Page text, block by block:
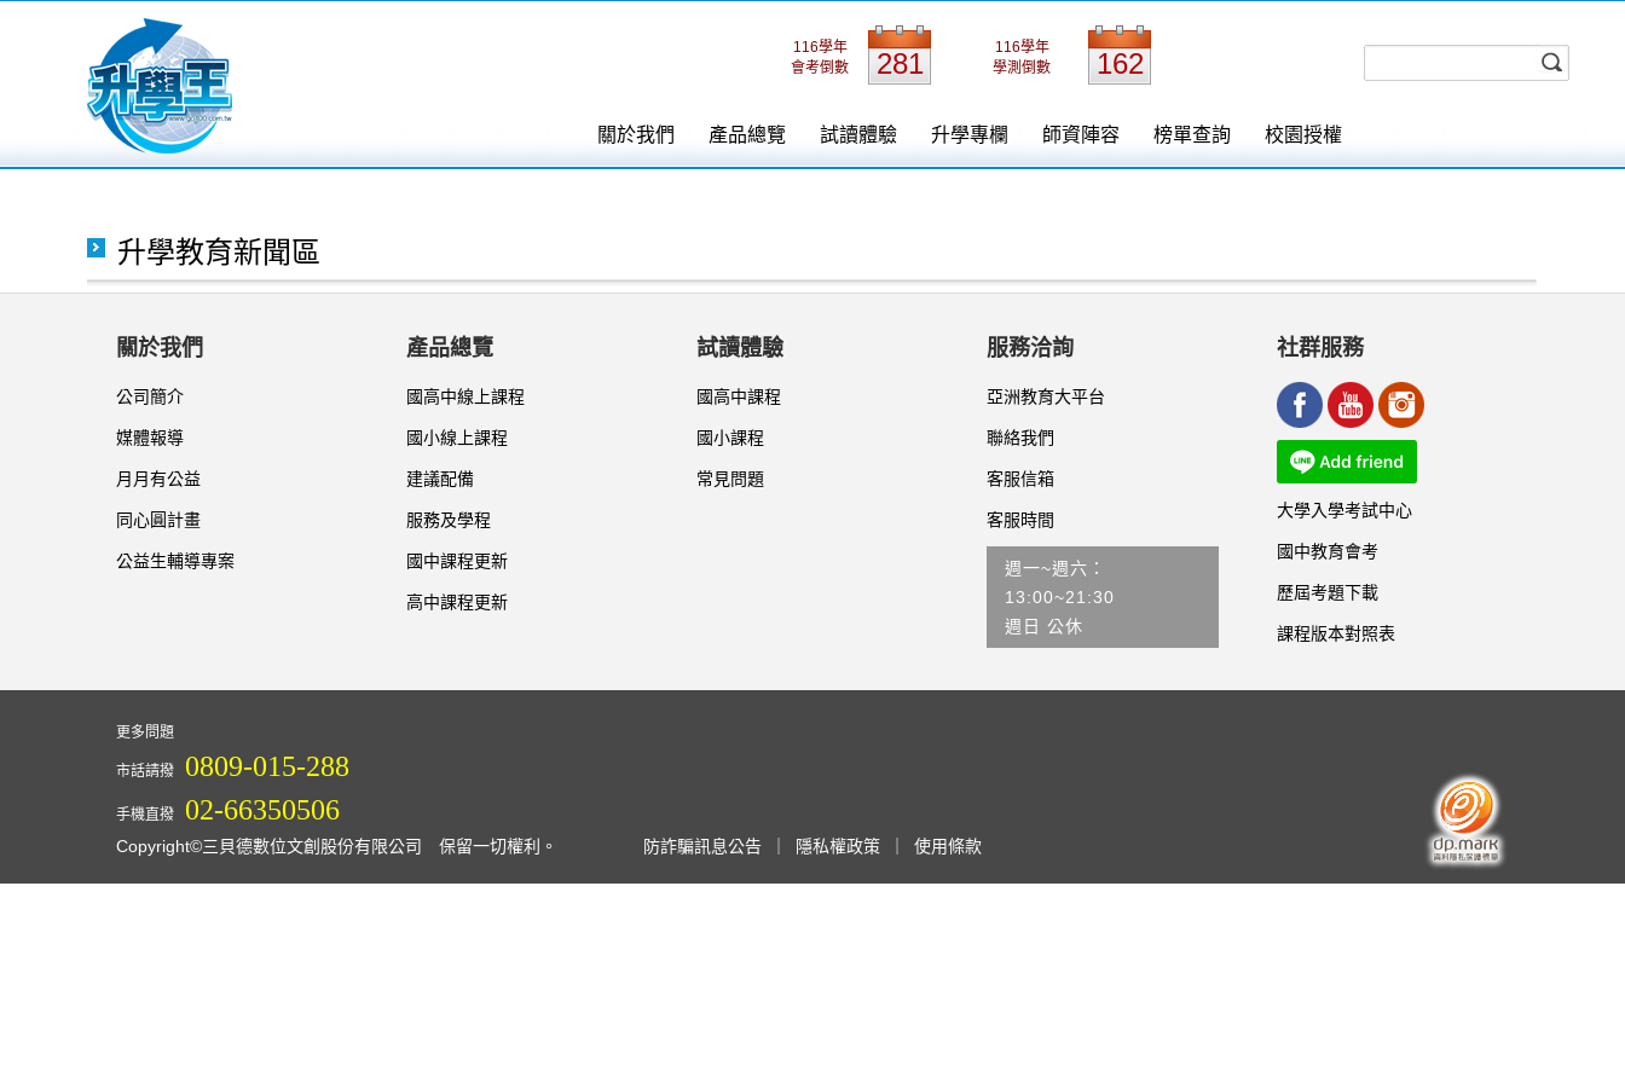
關於我們 產品總覽 試讀體驗 升學專欄 師資陣容 榜單查詢 校園授權
116學年
會考倒數
281
116學年
學測倒數
162
升學教育新聞區
關於我們
公司簡介
媒體報導
月月有公益
同心圓計畫
公益生輔導專案
產品總覽
國高中線上課程
國小線上課程
建議配備
服務及學程
國中課程更新
高中課程更新
試讀體驗
國高中課程
國小課程
常見問題
服務洽詢
亞洲教育大平台
聯絡我們
客服信箱
客服時間
週一~週六：
13:00~21:30
週日 公休
社群服務
大學入學考試中心
國中教育會考
歷屆考題下載
課程版本對照表
更多問題
市話請撥 0809-015-288
手機直撥 02-66350506
Copyright©三貝德數位文創股份有限公司 保留一切權利。 防詐騙訊息公告 隱私權政策 使用條款